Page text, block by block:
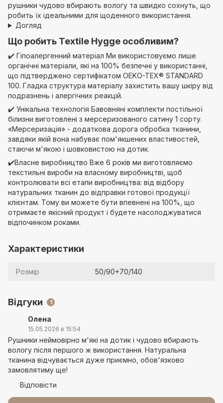
рушники чудово вбирають вологу та швидко сохнуть, що
робить їх ідеальними для щоденного використання.
Догляд
Що робить Textile Hygge особливим?
✔️ Гіпоалергенний матеріал Ми використовуємо лише
органічні матеріали, які на 100% безпечні у використанні,
що підтверджено сертифікатом OEKO-TEX® STANDARD
100. Гладка структура матеріалу захистить вашу шкіру від
подразнень і алергічних реакцій.
✔️ Унікальна технологія Бавовняні комплекти постільної
білизни виготовлені з мерсеризованого сатину 1 сорту.
«Мерсеризація» - додаткова дорога обробка тканини,
завдяки якій вона набуває пом'якшених властивостей,
стаючи м'якою і шовковистою на дотик.
✔️Власне виробництво Вже 6 років ми виготовляємо
текстильні вироби на власному виробництві, щоб
контролювати всі етапи виробництва: від відбору
натуральних тканин до відправки готової продукції
клієнтам. Тому ви можете бути впевнені на 100%, що
отримаєте якісний продукт і будете насолоджуватися
відпочинком роками.
Характеристики
Розмір 50/90+70/140
Відгуки 1
Олена
15.05.2026 в 15:54
Рушники неймовірно м'які на дотик і чудово вбирають
вологу після першого ж використання. Натуральна
тканина відчувається дуже приємно, обов'язково
замовлятиму ще!
Відповісти